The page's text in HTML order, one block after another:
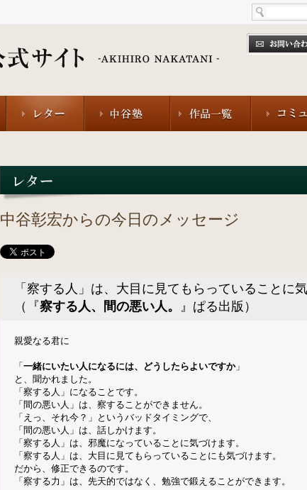
中谷彰宏からの今日のメッセージ
「察する人」は、大目に見てもらっていることに気
（『察する人、間の悪い人。 』ぱる出版）
親愛なる君に
「 一緒にいたい人になるには、どうしたらよいですか」
と、聞かれました。
「察する人」になることです。
「間の悪い人」は、察することができません。
「えっ、それ今？」というバッドタイミングで、
「間の悪い人」は、話しかけます。
「察する人」は、邪魔になっていることに気づけます。
「察する人」は、大目に見てもらっていることにも気づけます。
だから、修正できるのです。
「察する力」は、先天的ではなく、勉強で鍛えることができます。